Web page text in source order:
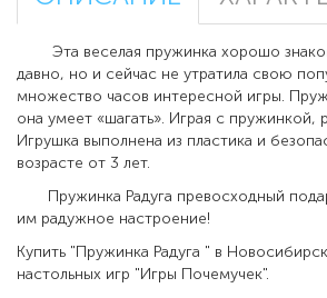
Эта веселая пружинка хорошо
давно, но и сейчас не утратила свою
множество часов интересной игры.
она умеет «шагать». Играя с пружинкой,
Игрушка выполнена из пластика и
возрасте от 3 лет.
Пружинка Радуга превосходный
им радужное настроение!
Купить "Пружинка Радуга " в
настольных игр "Игры Почемучек".